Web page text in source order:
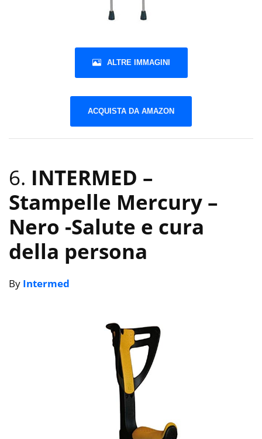
ALTRE IMMAGINI
ACQUISTA DA AMAZON
6. INTERMED –
Stampelle Mercury –
Nero -Salute e cura
della persona
By Intermed